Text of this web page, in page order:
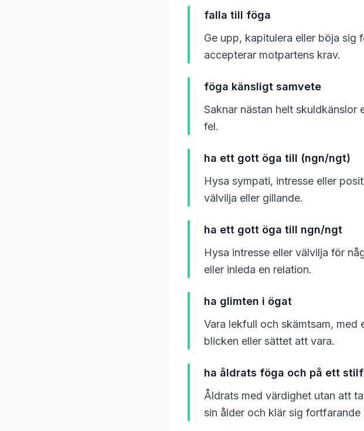
falla till föga
Ge upp, kapitulera eller böja sig
accepterar motpartens krav.
föga känsligt samvete
Saknar nästan helt skuldkänslor
fel.
ha ett gott öga till (ngn/ngt)
Hysa sympati, intresse eller
välvilja eller gillande.
ha ett gott öga till ngn/ngt
Hysa intresse eller välvilja för
eller inleda en relation.
ha glimten i ögat
Vara lekfull och skämtsam,
blicken eller sättet att vara.
ha åldrats föga och på ett
Åldrats med värdighet utan att
sin ålder och klär sig fortfarande